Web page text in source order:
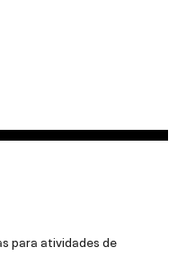
para atividades de